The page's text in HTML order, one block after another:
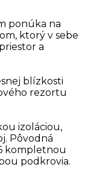
ponúka na
ktorý v sebe
a
blízkosti
rezortu
izoláciou,
Pôvodná
kompletnou
podkrovia.